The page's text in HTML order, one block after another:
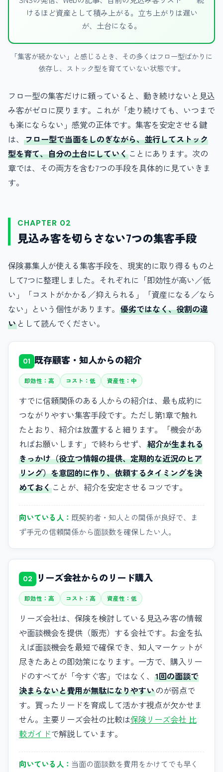
けるほど資産として積み上がる。立ち上がりは遅い
が、土台になる。
「集客が続かない」と感じるとき、その多くはフロー型ばかりに
依存し、ストック型を育てていない状態です。
フロー型の集客だけに頼っていると、動き続けないと見込
み客がゼロに戻ります。これが「走り続けても、いつまで
も楽にならない」感覚の正体です。集客を安定させる鍵
は、 フロー型で当面をしのぎながら、並行してストック
型を育て、自分の土台にしていく ことにあります。次の
章では、その両方を含む7つの手段を具体的に見ていきま
す。
CHAPTER 02
見込み客を切らさない7つの集客手段
保険募集人が使える集客手段を、現実的に取り得るものと
して7つに整理しました。それぞれに「即効性が高い／低
い」「コストがかかる／抑えられる」「資産になる／なら
ない」という個性があります。 優劣ではなく、役割の違
い として読んでください。
01 既存顧客・知人からの紹介
即効性：高 コスト：低 資産性：中
すでに信頼関係のある人からの紹介は、最も成約に
つながりやすい集客手段です。ただし第1章で触れ
たとおり、紹介は放置すると細ります。「機会があ
ればお願いします」で終わらせず、 紹介が生まれる
きっかけ（役立つ情報の提供、定期的な近況のヒア
リング）を意図的に作り、依頼するタイミングを決
めておく ことが、紹介を安定させるコツです。
向いている人： 既契約者・知人との関係が良好で、ま
ず手元の信頼関係から面談数を確保したい人。
02 リーズ会社からのリード購入
即効性：高 コスト：高 資産性：低
リーズ会社は、保険を検討している見込み客の情報
や面談機会を提供（販売）する会社です。お金を払
えば面談機会を最短で確保でき、知人マーケットが
尽きたあとの即効策になります。一方で、購入リー
ドのすべてが「今すぐ客」ではなく、 1回の面談で
決まらないと費用が無駄になりやすいのが弱点で
す。買ったリードを育成して活かす視点が欠かせま
せん。主要リーズ会社の比較は保険リーズ会社 比
較ガイドで解説しています。
向いている人： 当面の面談数を費用をかけてでも早く